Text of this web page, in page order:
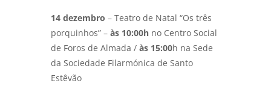
14 dezembro – Teatro de Natal “Os três
porquinhos” – às 10:00h no Centro Social
de Foros de Almada / às 15:00h na Sede
da Sociedade Filarmónica de Santo
Estêvão